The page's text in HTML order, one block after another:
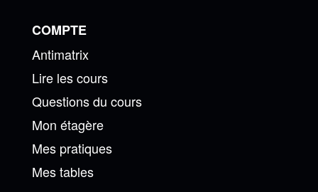
COMPTE
Antimatrix
Lire les cours
Questions du cours
Mon étagère
Mes pratiques
Mes tables